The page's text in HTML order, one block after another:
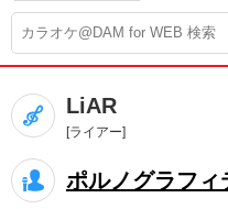
DAM★とも録音
カラオケ＠DAM
ユーザー検索
キャンペーン
LiAR
[ライアー]
ポルノグラフィ